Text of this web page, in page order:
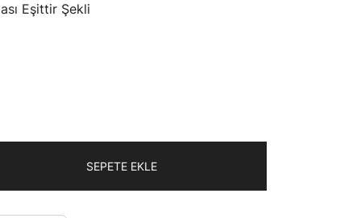
Eşittir Şekli
SEPETE EKLE